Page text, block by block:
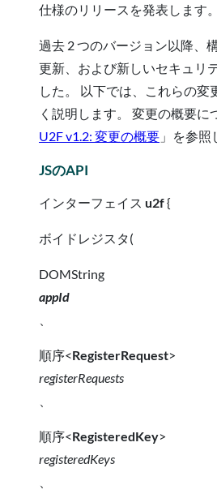
仕様のリリースを発表します。
過去 2 つのバージョン以降、
更新、および新しいセキュリ
した。 以下では、これらの変
く説明します。 変更の概要に
U2F v1.2: 変更の概要 」を参照
JSのAPI
インターフェイス u2f{
ボイドレジスタ(
DOMString
appId
順序<RegisterRequest>
registerRequests
順序<RegisteredKey>
registeredKeys